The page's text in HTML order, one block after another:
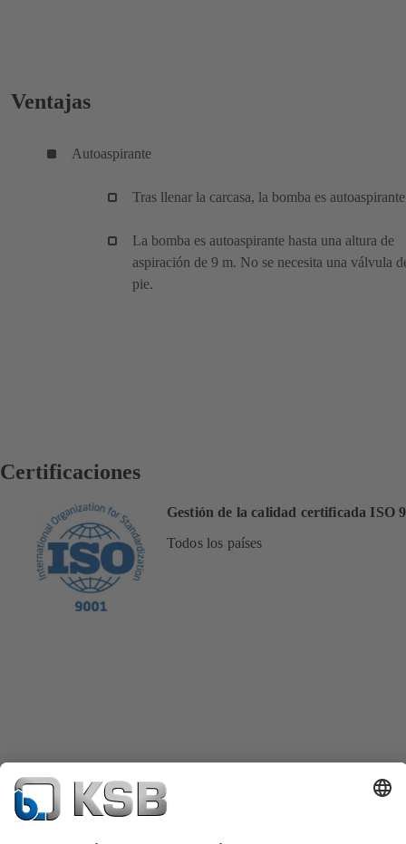
Ventajas
Autoaspirante
Tras llenar la carcasa, la bomba es
La bomba es autoaspirante hasta una altura de
aspiración de 9 m. No se necesita una válvula
pie.
Certificaciones
Gestión de la calidad certificada ISO
Todos los países